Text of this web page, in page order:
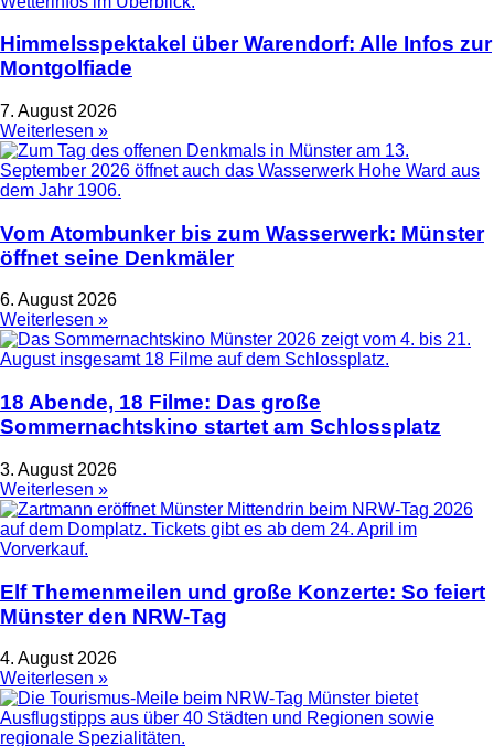
Himmelsspektakel über Warendorf: Alle Infos zur
Montgolfiade
7. August 2026
Weiterlesen »
Vom Atombunker bis zum Wasserwerk: Münster
öffnet seine Denkmäler
6. August 2026
Weiterlesen »
18 Abende, 18 Filme: Das große
Sommernachtskino startet am Schlossplatz
3. August 2026
Weiterlesen »
Elf Themenmeilen und große Konzerte: So feiert
Münster den NRW-Tag
4. August 2026
Weiterlesen »